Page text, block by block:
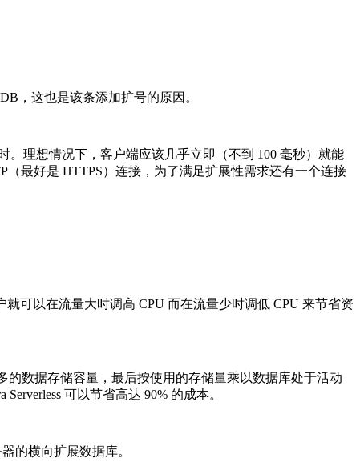
，这也是该条添加扩号的原因。
。理想情况下，客户端应该几乎立即（不到 100 毫秒）就能
（最好是 HTTPS）连接，为了满足扩展性需求还有一个连接
可以在流量大时调高 CPU 而在流量少时调低 CPU 来节省资
的数据存储容量，最后按使用的存储量乘以数据库处于活动
可以节省高达 90% 的成本。
的横向扩展数据库。